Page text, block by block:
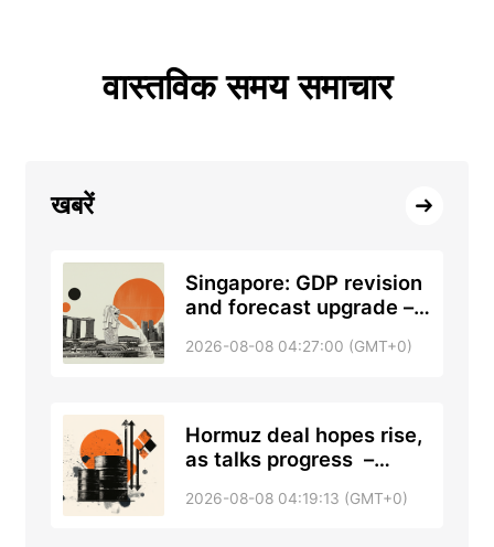
वास्तविक समय समाचार
खबरें
Singapore: GDP revision
and forecast upgrade –
2026-08-08 04:27:00 (GMT+0)
Hormuz deal hopes rise,
as talks progress –
2026-08-08 04:19:13 (GMT+0)